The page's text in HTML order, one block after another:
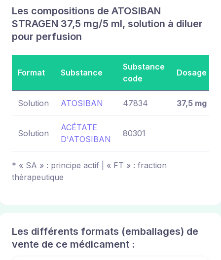
Les compositions de ATOSIBAN
STRAGEN 37,5 mg/5 ml, solution à diluer
pour perfusion
Format Substance
Substance
code
Dosage
Solution ATOSIBAN 47834 37,5 mg
Solution
ACÉTATE
D'ATOSIBAN
80301
* « SA » : principe actif | « FT » : fraction
thérapeutique
Les différents formats (emballages) de
vente de ce médicament :